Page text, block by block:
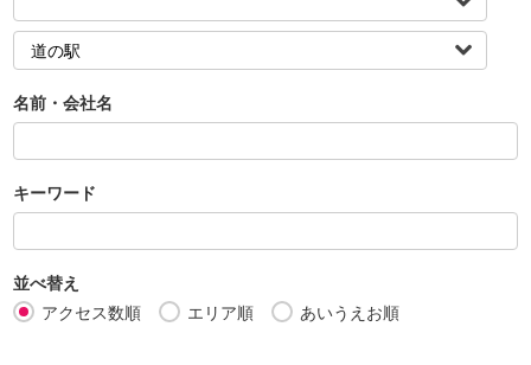
名前・会社名
キーワード
並べ替え
アクセス数順
エリア順 あいうえお順